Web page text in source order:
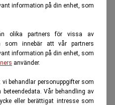
information på din enhet, som
olika partners för vissa av
som innebär att vår partners
information på din enhet, som
använder.
behandlar personuppgifter som
beteendedata. Vår behandling av
eller berättigat intresse som